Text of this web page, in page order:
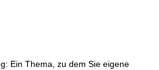
Ein Thema, zu dem Sie eigene